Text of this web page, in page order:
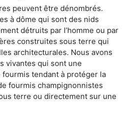
peuvent être dénombrés.
à dôme qui sont des nids
détruits par l’homme ou par
construites sous terre qui
architecturales. Nous avons
vivantes qui sont une
tendant à protéger la
fourmis champignonnistes
terre ou directement sur une